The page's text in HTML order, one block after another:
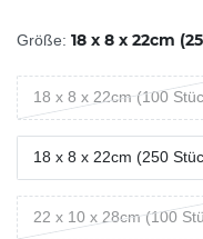
Größe: 18 x 8 x 22cm
18 x 8 x 22cm (100
18 x 8 x 22cm (250
22 x 10 x 28cm (100